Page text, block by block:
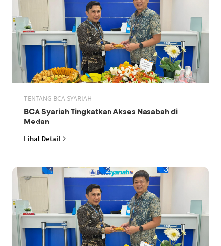
TENTANG BCA SYARIAH
BCA Syariah Tingkatkan Akses Nasabah di
Medan
Lihat Detail